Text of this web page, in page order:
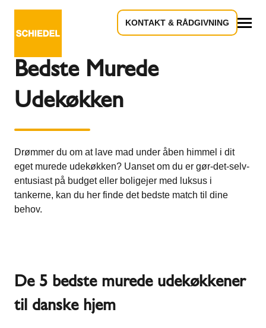
KONTAKT & RÅDGIVNING
Bedste Murede
Udekøkken
Drømmer du om at lave mad under åben himmel i dit
eget murede udekøkken? Uanset om du er gør-det-selv-
entusiast på budget eller boligejer med luksus i
tankerne, kan du her finde det bedste match til dine
behov.
De 5 bedste murede udekøkkener
til danske hjem